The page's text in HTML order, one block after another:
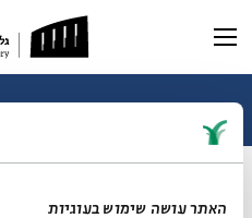
האתר עושה שימוש בעוגיות
תערוכה נוכחית
תערוכה וירטואלית
ובחרת בחיים - זו אמנות: פנחס